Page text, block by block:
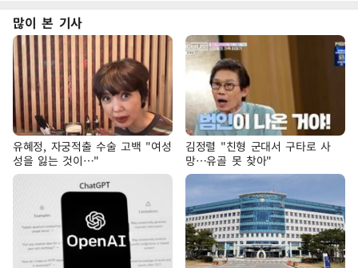
많이 본 기사
유혜정, 자궁적출 수술 고백 "여성
성을 잃는 것이…"
김정렬 "친형 군대서 구타로 사
망…유골 못 찾아"